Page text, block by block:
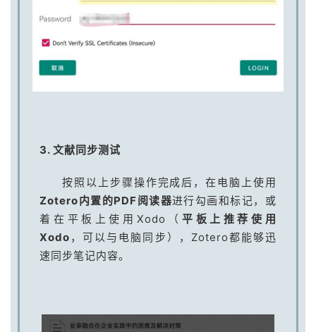
3. 文献同步测试
按照以上步骤操作完成后，在电脑上使用
Zotero内置的PDF阅读器进行勾画和标记，或
着在平板上使用Xodo（ 平板上推荐使用
Xodo ，可以与电脑同步），Zotero都能够迅
速同步笔记内容。